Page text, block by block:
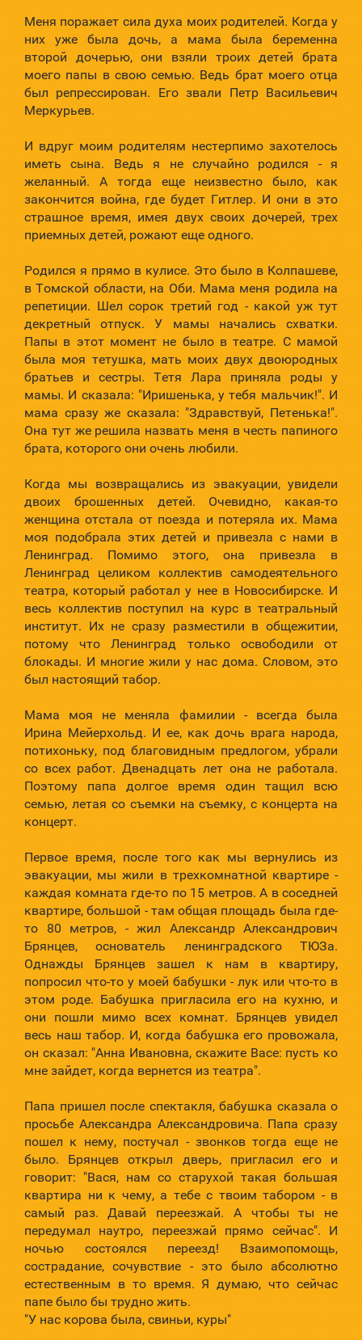
Меня поражает сила духа моих родителей. Когда у
них уже была дочь, а мама была беременна
второй дочерью, они взяли троих детей брата
моего папы в свою семью. Ведь брат моего отца
был репрессирован. Его звали Петр Васильевич
Меркурьев.
И вдруг моим родителям нестерпимо захотелось
иметь сына. Ведь я не случайно родился - я
желанный. А тогда еще неизвестно было, как
закончится война, где будет Гитлер. И они в это
страшное время, имея двух своих дочерей, трех
приемных детей, рожают еще одного.
Родился я прямо в кулисе. Это было в Колпашеве,
в Томской области, на Оби. Мама меня родила на
репетиции. Шел сорок третий год - какой уж тут
декретный отпуск. У мамы начались схватки.
Папы в этот момент не было в театре. С мамой
была моя тетушка, мать моих двух двоюродных
братьев и сестры. Тетя Лара приняла роды у
мамы. И сказала: "Иришенька, у тебя мальчик!". И
мама сразу же сказала: "Здравствуй, Петенька!".
Она тут же решила назвать меня в честь папиного
брата, которого они очень любили.
Когда мы возвращались из эвакуации, увидели
двоих брошенных детей. Очевидно, какая-то
женщина отстала от поезда и потеряла их. Мама
моя подобрала этих детей и привезла с нами в
Ленинград. Помимо этого, она привезла в
Ленинград целиком коллектив самодеятельного
театра, который работал у нее в Новосибирске. И
весь коллектив поступил на курс в театральный
институт. Их не сразу разместили в общежитии,
потому что Ленинград только освободили от
блокады. И многие жили у нас дома. Словом, это
был настоящий табор.
Мама моя не меняла фамилии - всегда была
Ирина Мейерхольд. И ее, как дочь врага народа,
потихоньку, под благовидным предлогом, убрали
со всех работ. Двенадцать лет она не работала.
Поэтому папа долгое время один тащил всю
семью, летая со съемки на съемку, с концерта на
концерт.
Первое время, после того как мы вернулись из
эвакуации, мы жили в трехкомнатной квартире -
каждая комната где-то по 15 метров. А в соседней
квартире, большой - там общая площадь была где-
то 80 метров, - жил Александр Александрович
Брянцев, основатель ленинградского ТЮЗа.
Однажды Брянцев зашел к нам в квартиру,
попросил что-то у моей бабушки - лук или что-то в
этом роде. Бабушка пригласила его на кухню, и
они пошли мимо всех комнат. Брянцев увидел
весь наш табор. И, когда бабушка его провожала,
он сказал: "Анна Ивановна, скажите Васе: пусть ко
мне зайдет, когда вернется из театра".
Папа пришел после спектакля, бабушка сказала о
просьбе Александра Александровича. Папа сразу
пошел к нему, постучал - звонков тогда еще не
было. Брянцев открыл дверь, пригласил его и
говорит: "Вася, нам со старухой такая большая
квартира ни к чему, а тебе с твоим табором - в
самый раз. Давай переезжай. А чтобы ты не
передумал наутро, переезжай прямо сейчас". И
ночью состоялся переезд! Взаимопомощь,
сострадание, сочувствие - это было абсолютно
естественным в то время. Я думаю, что сейчас
папе было бы трудно жить.
"У нас корова была, свиньи, куры"